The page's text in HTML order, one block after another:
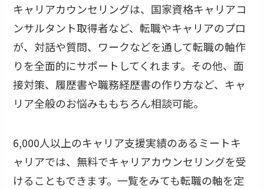
キャリアカウンセリングは、国家資格キャリアコ
ンサルタント取得者など、転職やキャリアのプロ
が、対話や質問、ワークなどを通して転職の軸作
りを全面的にサポートしてくれます。その他、面
接対策、履歴書や職務経歴書の作り方など、キャ
リア全般のお悩みももちろん相談可能。
6,000人以上のキャリア支援実績のあるミートキ
ャリアでは、無料でキャリアカウンセリングを受
けることもできます。一覧をみても転職の軸を定